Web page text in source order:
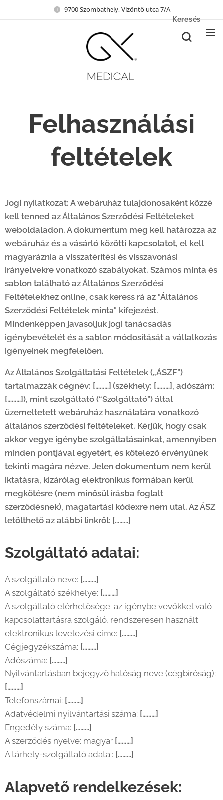
9700 Szombathely, Vízöntő utca 7/A
Keresés
Felhasználási
feltételek
Jogi nyilatkozat: A webáruház tulajdonosaként közzé
kell tenned az Általános Szerződési Feltételeket
weboldaladon. A dokumentum meg kell határozza az
webáruház és a vásárló közötti kapcsolatot, el kell
magyaráznia a visszatérítési és visszavonási
irányelvekre vonatkozó szabályokat. Számos minta és
sablon található az Általános Szerződési
Feltételekhez online, csak keress rá az "Általános
Szerződési Feltételek minta" kifejezést.
Mindenképpen javasoljuk jogi tanácsadás
igénybevételét és a sablon módosítását a vállalkozás
igényeinek megfelelően.
Az Általános Szolgáltatási Feltételek („ÁSZF”)
tartalmazzák cégnév: [………] (székhely: [………], adószám:
[………]), mint szolgáltató (“Szolgáltató”) által
üzemeltetett webáruház használatára vonatkozó
általános szerződési feltételeket. Kérjük, hogy csak
akkor vegye igénybe szolgáltatásainkat, amennyiben
minden pontjával egyetért, és kötelező érvényűnek
tekinti magára nézve. Jelen dokumentum nem kerül
iktatásra, kizárólag elektronikus formában kerül
megkötésre (nem minősül írásba foglalt
szerződésnek), magatartási kódexre nem utal. Az ÁSZ
letölthető az alábbi linkről: [………]
Szolgáltató adatai:
A szolgáltató neve: [………]
A szolgáltató székhelye: [………]
A szolgáltató elérhetősége, az igénybe vevőkkel való
kapcsolattartásra szolgáló, rendszeresen használt
elektronikus levelezési címe: [………]
Cégjegyzékszáma: [………]
Adószáma: [………]
Nyilvántartásban bejegyző hatóság neve (cégbíróság):
[………]
Telefonszámai: [………]
Adatvédelmi nyilvántartási száma: [………]
Engedély száma: [………]
A szerződés nyelve: magyar [………]
A tárhely-szolgáltató adatai: [………]
Alapvető rendelkezések: